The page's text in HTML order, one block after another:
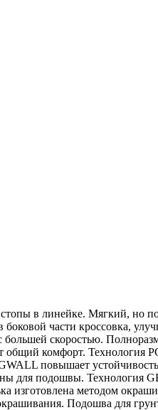
в линейке. Мягкий, но
части кроссовка,
скоростью.
комфорт. Технология
повышает
для подошвы.
изготовлена ​​методом
Подошва для